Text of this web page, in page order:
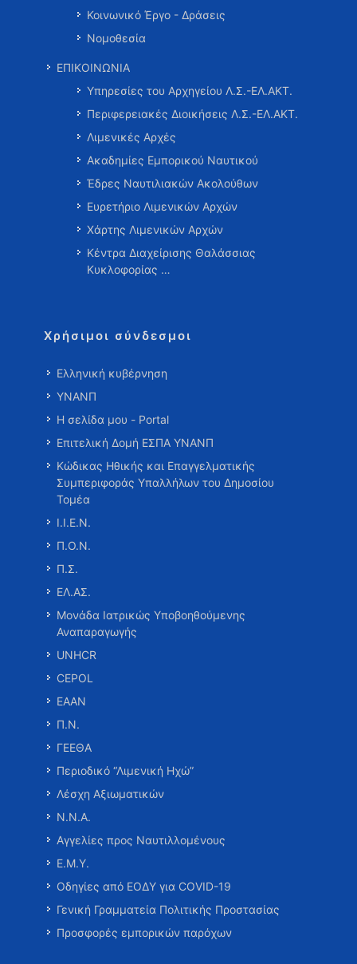
Κοινωνικό Έργο - Δράσεις
Νομοθεσία
ΕΠΙΚΟΙΝΩΝΙΑ
Υπηρεσίες του Αρχηγείου Λ.Σ.-ΕΛ.ΑΚΤ.
Περιφερειακές Διοικήσεις Λ.Σ.-ΕΛ.ΑΚΤ.
Λιμενικές Αρχές
Ακαδημίες Εμπορικού Ναυτικού
Έδρες Ναυτιλιακών Ακολούθων
Ευρετήριο Λιμενικών Αρχών
Χάρτης Λιμενικών Αρχών
Κέντρα Διαχείρισης Θαλάσσιας
Κυκλοφορίας …
Χρήσιμοι σύνδεσμοι
Ελληνική κυβέρνηση
ΥΝΑΝΠ
Η σελίδα μου - Portal
Επιτελική Δομή ΕΣΠΑ ΥΝΑΝΠ
Κώδικας Ηθικής και Επαγγελματικής
Συμπεριφοράς Υπαλλήλων του Δημοσίου
Τομέα
Ι.Ι.Ε.Ν.
Π.Ο.Ν.
Π.Σ.
ΕΛ.ΑΣ.
Μονάδα Ιατρικώς Υποβοηθούμενης
Αναπαραγωγής
UNHCR
CEPOL
ΕΑΑΝ
Π.Ν.
ΓΕΕΘΑ
Περιοδικό “Λιμενική Ηχώ”
Λέσχη Αξιωματικών
Ν.Ν.Α.
Αγγελίες προς Ναυτιλλομένους
Ε.Μ.Υ.
Οδηγίες από ΕΟΔΥ για COVID-19
Γενική Γραμματεία Πολιτικής Προστασίας
Προσφορές εμπορικών παρόχων